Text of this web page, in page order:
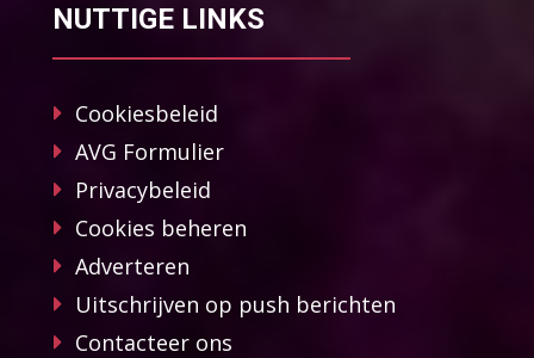
NUTTIGE LINKS
Cookiesbeleid
AVG Formulier
Privacybeleid
Cookies beheren
Adverteren
Uitschrijven op push berichten
Contacteer ons